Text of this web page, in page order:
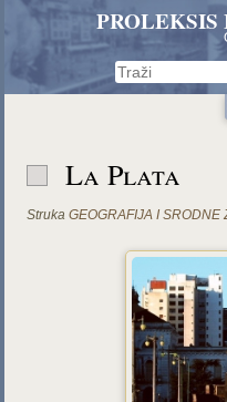
La Plata
Struka GEOGRAFIJA I SRODNE